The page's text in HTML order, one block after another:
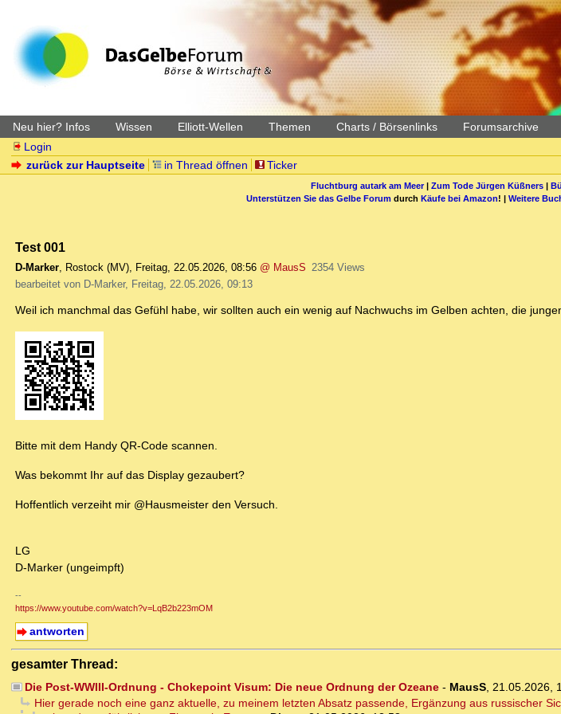
Neu hier? Infos Wissen Elliott-Wellen Themen Charts / Börsenlinks Forumsarchive
Login
zurück zur Hauptseite
in Thread öffnen Ticker
Fluchtburg autark am Meer| Zum Tode Jürgen Küßners|
Unterstützen Sie das Gelbe Forum durch Käufe bei Amazon! | Weitere
Test 001
D-Marker, Rostock (MV), Freitag, 22.05.2026, 08:56 @ MausS 2354 Views
bearbeitet von D-Marker, Freitag, 22.05.2026, 09:13
Weil ich manchmal das Gefühl habe, wir sollten auch ein wenig auf Nachwuchs im Gelben achten, die
Bitte mit dem Handy QR-Code scannen.
Was bekommt Ihr auf das Display gezaubert?
Hoffentlich verzeiht mir @Hausmeister den Versuch.
LG
D-Marker (ungeimpft)
--
https://www.youtube.com/watch?v=LqB2b223mOM
antworten
gesamter Thread:
Die Post-WWIII-Ordnung - Chokepoint Visum: Die neue Ordnung der Ozeane- MausS, 21.05.2026,
Hier gerade noch eine ganz aktuelle, zu meinem letzten Absatz passende, Ergänzung aus russischer